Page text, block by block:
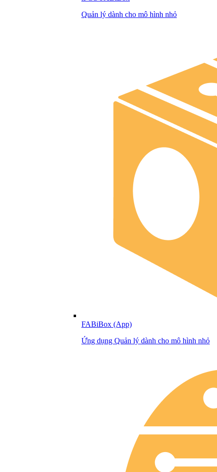
Quản lý dành cho mô hình nhỏ
FABiBox (App)
Ứng dụng Quản lý dành cho mô hình nhỏ